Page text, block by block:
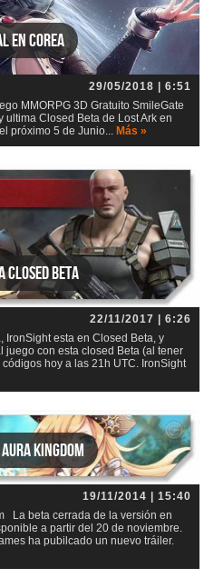
en Corea
29/05/2018 | 6:51
MMORPG 3D Gratuito SmileGate
ultima Closed Beta de Lost Ark en
próximo 5 de Junio... Más »
Closed Beta
22/11/2017 | 6:26
IronSight esta en Closed Beta, y
con esta closed Beta (al tener
hoy a las 21h UTC. IronSight
Kingdom
19/11/2014 | 15:40
La beta cerrada de la versión en
a partir del 20 de noviembre.
ha pubilcado un nuevo tráiler.